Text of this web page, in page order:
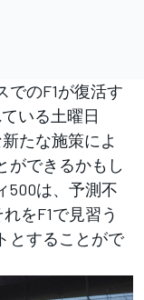
のF1が復活す
いる土曜日
たな施策によ
ができるかもし
500は、予測不
をF1で見習う
とすることがで